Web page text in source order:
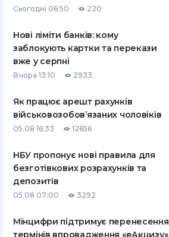
СТРАХУВАННЮ
ВСІ СТРАХОВІ ПОЛІСИ
СТРАХОВІ КОМПАНІЇ
ВІДГУКИ ПРО СТРАХОВІ
КОМПАНІЇ
КОНТАКТИ
Сьогодні 06:50 220
Нові ліміти банків: кому
заблокують картки та перекази
вже у серпні
Вчора 13:10 2933
Як працює арешт рахунків
військовозобов’язаних чоловіків
05.08 16:33 12656
НБУ пропонує нові правила для
безготівкових розрахунків та
депозитів
05.08 07:00 3292
Мінцифри підтримує перенесення
термінів впровадження «еАкцизу»